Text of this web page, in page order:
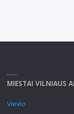
MIESTAI VILNIAUS
Vievio